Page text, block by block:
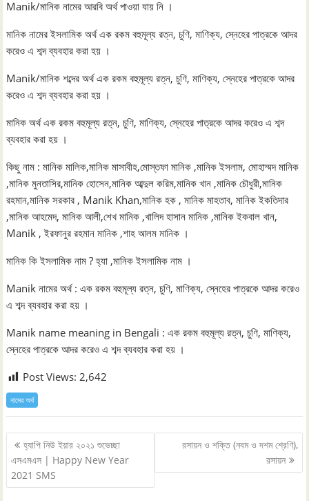
Manik/মানিক নামের আরবি অর্থ পাওয়া যায় নি ।
মানিক নামের ইসলামিক অর্থ এক রকম বহুমূল্য রত্ন, চুণি, মাণিক্য, স্নেহের পাত্রকে আদর
করেও এ শব্দ ব্যবহার করা হয় ।
Manik/মানিক শব্দের অর্থ এক রকম বহুমূল্য রত্ন, চুণি, মাণিক্য, স্নেহের পাত্রকে আদর
করেও এ শব্দ ব্যবহার করা হয় ।
মানিক অর্থ এক রকম বহুমূল্য রত্ন, চুণি, মাণিক্য, স্নেহের পাত্রকে আদর করেও এ শব্দ
ব্যবহার করা হয় ।
কিছু নাম : মানিক মালিক,মানিক মাসাবীহ,মোস্তফা মানিক ,মানিক ইসলাম, মোহাম্মদ মানিক
,মানিক মুনতাসির,মানিক হোসেন,মানিক আব্দুল করিম,মানিক খান ,মানিক চৌধুরী,মানিক
রহমান,মানিক সরকার , Manik Khan,মানিক হক , মানিক মাহতাব, মানিক ইকতিদার
,মানিক আহমেদ, মানিক আলী,শেখ মানিক ,খালিদ হাসান মানিক ,মানিক ইকবাল খান,
Manik , ইরফানুর রহমান মানিক ,শাহ আলম মানিক ।
মানিক কি ইসলামিক নাম ? হ্যা ,মানিক ইসলামিক নাম ।
Manik নামের অর্থ : এক রকম বহুমূল্য রত্ন, চুণি, মাণিক্য, স্নেহের পাত্রকে আদর করেও
এ শব্দ ব্যবহার করা হয় ।
Manik name meaning in Bengali : এক রকম বহুমূল্য রত্ন, চুণি, মাণিক্য,
স্নেহের পাত্রকে আদর করেও এ শব্দ ব্যবহার করা হয় ।
Post Views: 2,642
নামের অর্থ
Post
navigation
হ্যাপি নিউ ইয়ার ২০২১ শুভেচ্ছা
এসএমএস | Happy New Year
2021 SMS
রসায়ন ও শক্তি (নবম ও দশম শ্রেণি),
রসায়ন